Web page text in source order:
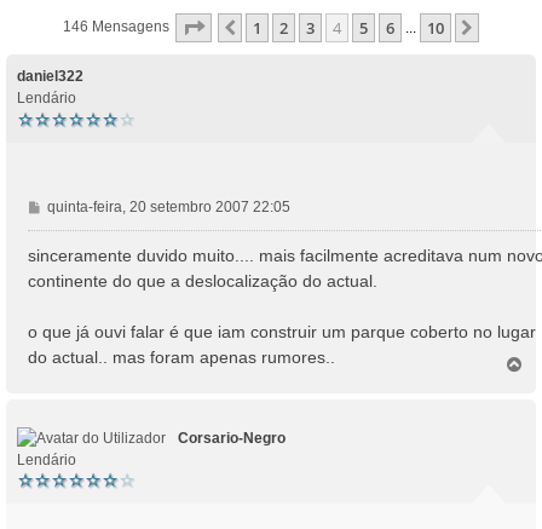
146 Mensagens Página De 10
Anterior
1 2 3 4 5 6 ... 10
daniel322
Lendário
M
e
a
e
m
quinta-feira, 20 setembro 2007 22:05
sinceramente duvido muito.... mais facilmente acreditava num
continente do que a deslocalização do actual.
o que já ouvi falar é que iam construir um parque coberto no lugar
do actual.. mas foram apenas rumores..
Corsario-Negro
Lendário